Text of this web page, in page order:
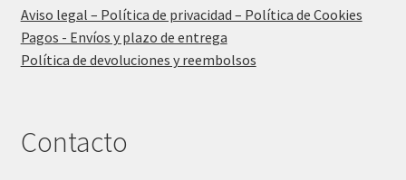
Aviso legal – Política de privacidad – Política de Cookies
Pagos - Envíos y plazo de entrega
Política de devoluciones y reembolsos
Contacto